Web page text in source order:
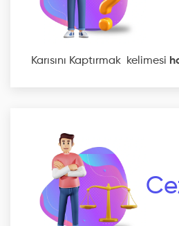
Karısını Kaptırmak kelimesi